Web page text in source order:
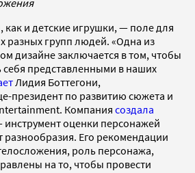
и детские игрушки, — поле для
разных групп людей. «Одна из
дизайне заключается в том, чтобы
себя представленными в наших
Лидия Боттегони,
президент по развитию сюжета и
Компаниясоздала
инструмент оценки персонажей
разнообразия. Его рекомендации
роль персонажа,
на то, чтобы провести